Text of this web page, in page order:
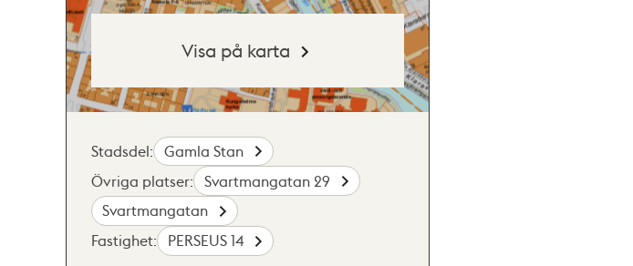
Visa på karta
Stadsdel:
Gamla Stan
Övriga platser:
Svartmangatan 29
Svartmangatan
Fastighet:
PERSEUS 14